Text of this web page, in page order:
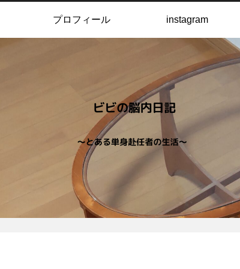
プロフィール instagram